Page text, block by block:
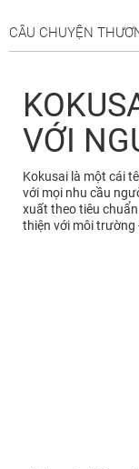
CÂU CHUYỆN
VỚI
Kokusai là một cái
với mọi nhu cầu
xuất theo tiêu
thiện với môi trường